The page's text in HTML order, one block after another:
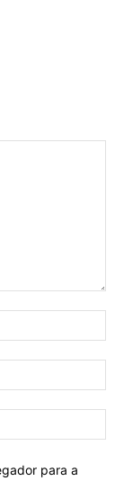
para a